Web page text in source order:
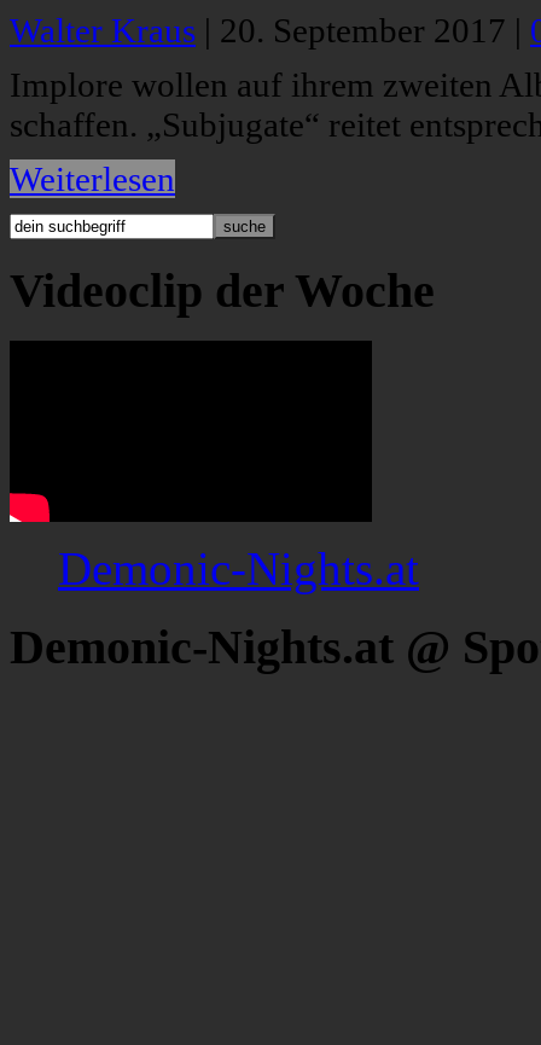
Walter Kraus | 20. September 2017 |
Implore wollen auf ihrem zweiten
schaffen. „Subjugate“ reitet
Weiterlesen
Videoclip der Woche
Demonic-Nights.at
Demonic-Nights.at @